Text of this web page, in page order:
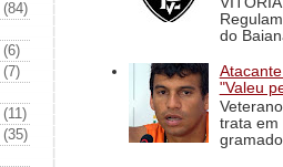
(84)
(6)
(7)
(11)
(35)
do
"Valeu
trata em